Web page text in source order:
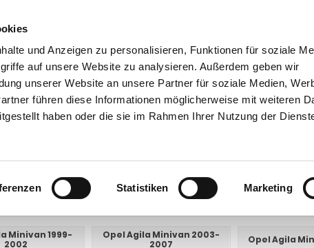
und Anzeigen zu personalisieren, Funktionen für soziale
auf unsere Website zu analysieren. Außerdem geben wir
unserer Website an unsere Partner für soziale Medien,
führen diese Informationen möglicherweise mit weiteren
haben oder die sie im Rahmen Ihrer Nutzung der
Statistiken Marketing
0 44 89 - 92 34 67 6 AHK-Finder Kasse
Minivan 1999-
2002
Opel Agila Minivan 2003-
2007
Opel Agila